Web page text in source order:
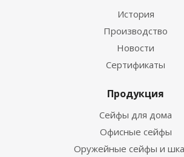
История
Производство
Новости
Сертификаты
Продукция
Сейфы для дома
Офисные сейфы
Оружейные сейфы и